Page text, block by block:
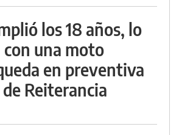
los 18 años, lo
una moto
en preventiva
Reiterancia